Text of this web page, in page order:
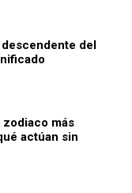
del
zodiaco más
actúan sin